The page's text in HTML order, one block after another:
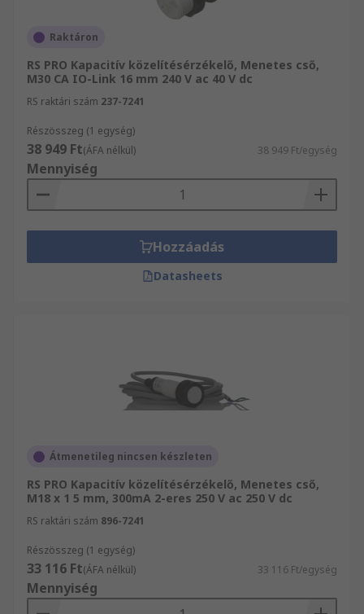
Raktáron
RS PRO Kapacitív közelítésérzékelő, Menetes cső,
M30 CA IO-Link 16 mm 240 V ac 40 V dc
RS raktári szám 237-7241
Részösszeg (1 egység)
38 949 Ft(ÁFA nélkül) 38 949 Ft/egység
Mennyiség
Hozzáadás
Datasheets
Átmenetileg nincsen készleten
RS PRO Kapacitív közelítésérzékelő, Menetes cső,
M18 x 1 5 mm, 300mA 2-eres 250 V ac 250 V dc
RS raktári szám 896-7241
Részösszeg (1 egység)
33 116 Ft(ÁFA nélkül) 33 116 Ft/egység
Mennyiség